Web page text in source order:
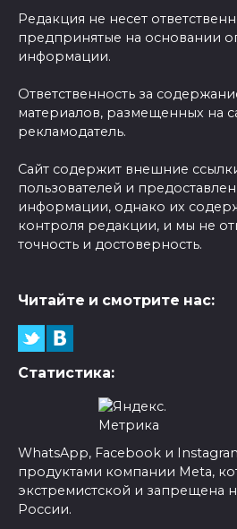
Редакция не несет
предпринятые на основании
информации.
Ответственность за
материалов, размещенных на
рекламодатель.
Сайт содержит внешние
пользователей и
информации, однако их
контроля редакции, и мы не
точность и достоверность.
Читайте и смотрите нас:
Статистика:
WhatsApp, Facebook и
продуктами компании Meta,
экстремистской и запрещена
России.